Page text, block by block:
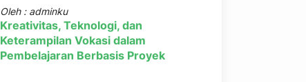
Oleh : adminku
Kreativitas, Teknologi, dan
Keterampilan Vokasi dalam
Pembelajaran Berbasis Proyek